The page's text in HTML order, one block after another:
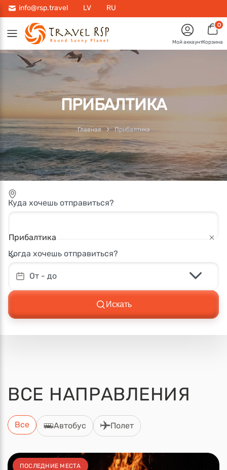
info@rsp.travel LV RU
Мой аккаунт
0
Корзина
ПРИБАЛТИКА
Главная Прибалтика
Куда хочешь отправиться?
Прибалтика
Когда хочешь отправиться?
От - до
Искать
ВСЕ НАПРАВЛЕНИЯ
Все Автобус Полет
ПОСЛЕДНИЕ МЕСТА